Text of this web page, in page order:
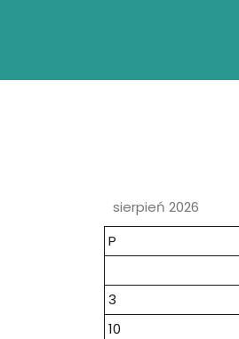
sierpień 2026
P
3
10